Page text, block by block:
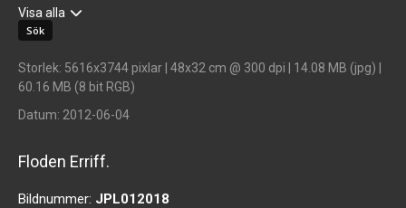
Visa alla
Storlek: 5616x3744 pixlar | 48x32 cm @ 300 dpi | 14.08 MB (jpg) |
60.16 MB (8 bit RGB)
Datum: 2012-06-04
Floden Erriff.
Bildnummer: JPL012018